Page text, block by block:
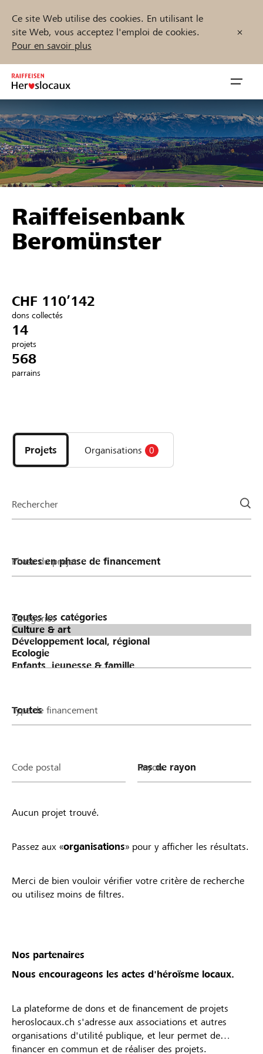
Ce site Web utilise des cookies. En utilisant le
site Web, vous acceptez l'emploi de cookies.
Pour en savoir plus
Inhalt
springen
öffnen
Parrainer
Soutien & assistance
Se connecter
Trouvez des projets et des organisations
Démarrez maintenant
DE FR IT
Raiffeisenbank
Beromünster
CHF 110’142
dons collectés
14
projets
568
parrains
les
projets
et
la
Projets Organisations 0
Rechercher
Phase du projet
Catégories
Type de financement
Code postal Rayon
Aucun projet trouvé.
Passez aux «organisations» pour y afficher les résultats.
Merci de bien vouloir vérifier votre critère de recherche
ou utilisez moins de filtres.
Nos partenaires
Nous encourageons les actes d'héroïsme locaux.
La plateforme de dons et de financement de projets
heroslocaux.ch s'adresse aux associations et autres
organisations d'utilité publique, et leur permet de
financer en commun et de réaliser des projets.